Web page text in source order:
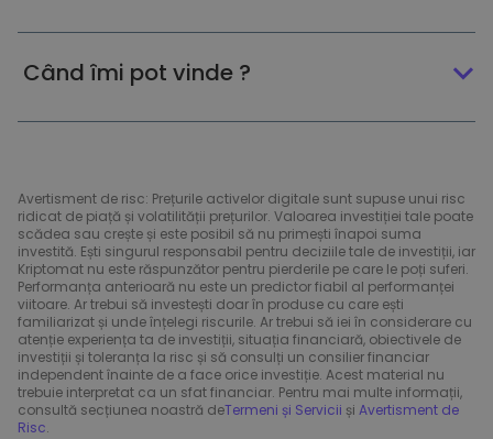
Când îmi pot vinde ?
Avertisment de risc: Prețurile activelor digitale sunt supuse unui risc
ridicat de piață și volatilității prețurilor. Valoarea investiției tale poate
scădea sau crește și este posibil să nu primești înapoi suma
investită. Ești singurul responsabil pentru deciziile tale de investiții, iar
Kriptomat nu este răspunzător pentru pierderile pe care le poți suferi.
Performanța anterioară nu este un predictor fiabil al performanței
viitoare. Ar trebui să investești doar în produse cu care ești
familiarizat și unde înțelegi riscurile. Ar trebui să iei în considerare cu
atenție experiența ta de investiții, situația financiară, obiectivele de
investiții și toleranța la risc și să consulți un consilier financiar
independent înainte de a face orice investiție. Acest material nu
trebuie interpretat ca un sfat financiar. Pentru mai multe informații,
consultă secțiunea noastră deTermeni și Servicii și Avertisment de
Risc.